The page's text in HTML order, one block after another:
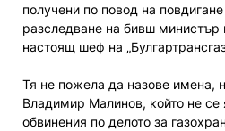
получени по повод на
разследване на бивш министър
настоящ шеф на
Тя не пожела да назове имена,
Владимир Малинов, който не се
обвинения по делото за